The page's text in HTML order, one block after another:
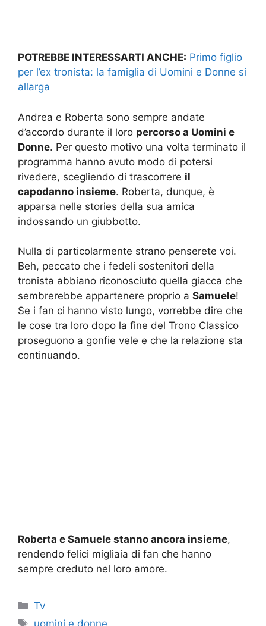
POTREBBE INTERESSARTI ANCHE: Primo figlio
per l’ex tronista: la famiglia di Uomini e Donne si
allarga
Andrea e Roberta sono sempre andate
d’accordo durante il loro percorso a Uomini e
Donne. Per questo motivo una volta terminato il
programma hanno avuto modo di potersi
rivedere, scegliendo di trascorrere il
capodanno insieme. Roberta, dunque, è
apparsa nelle stories della sua amica
indossando un giubbotto.
Nulla di particolarmente strano penserete voi.
Beh, peccato che i fedeli sostenitori della
tronista abbiano riconosciuto quella giacca che
sembrerebbe appartenere proprio a Samuele!
Se i fan ci hanno visto lungo, vorrebbe dire che
le cose tra loro dopo la fine del Trono Classico
proseguono a gonfie vele e che la relazione sta
continuando.
Roberta e Samuele stanno ancora insieme,
rendendo felici migliaia di fan che hanno
sempre creduto nel loro amore.
Categorie
Tv
Tag
uomini e donne